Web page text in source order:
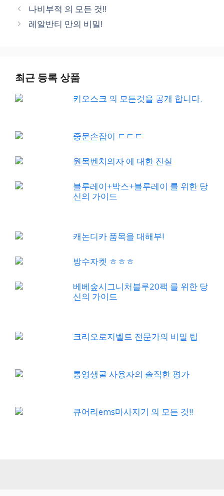
나비부적 의 모든 것!!
레알반티 만의 비밀!
최근 등록 상품
키오스크 의 모든것을 공개 합니다.
중문손잡이 ㄷㄷㄷ
원목벤치의자 에 대한 진실
블루레이+박스+블루레이 를 위한 당
신의 가이드
캐논디카 품목을 대해부!
방수자켓 ㅎㅎㅎ
베베숲시그니처블루20팩 를 위한 당
신의 가이드
크리오로지벨트 전문가의 비밀 팁
통영생굴 사용자의 솔직한 평가
큐어리ems마사지기 의 모든 것!!